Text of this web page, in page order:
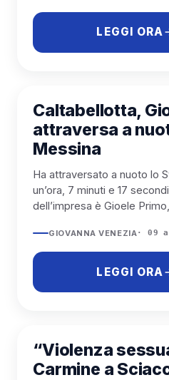
LEGGI ORA
CALTABELLOTTA
Caltabellotta,
attraversa a
Messina
Ha attraversato a nuoto lo
un’ora, 7 minuti e 17
dell’impresa è Gioele
GIOVANNA VENEZIA· 09
LEGGI ORA
SCIACCA
“Violenza
Carmine a